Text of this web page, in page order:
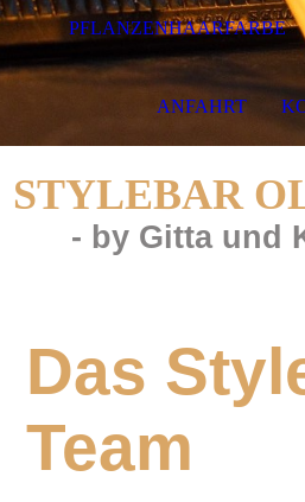
STYLEBAR
- by Gitta und
Das
Team
PFLANZENHAARFARBE
ANFAHRT